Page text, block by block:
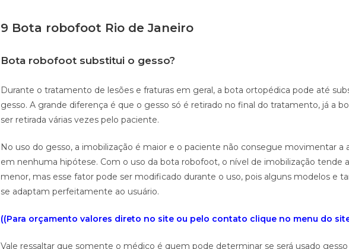
9 Bota robofoot Rio de Janeiro
Bota robofoot substitui o gesso?
Durante o tratamento de lesões e fraturas em geral, a bota ortopédica pode até
gesso. A grande diferença é que o gesso só é retirado no final do tratamento, já a
ser retirada várias vezes pelo paciente.
No uso do gesso, a imobilização é maior e o paciente não consegue movimentar a
em nenhuma hipótese. Com o uso da bota robofoot, o nível de imobilização tende
menor, mas esse fator pode ser modificado durante o uso, pois alguns modelos e
se adaptam perfeitamente ao usuário.
((Para orçamento valores direto no site ou pelo contato clique no menu do
Vale ressaltar que somente o médico é quem pode determinar se será usado